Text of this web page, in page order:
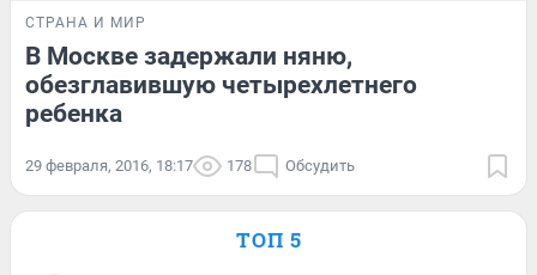
СТРАНА И МИР
В Москве задержали няню,
обезглавившую четырехлетнего
ребенка
29 февраля, 2016, 18:17 178 Обсудить
ТОП 5